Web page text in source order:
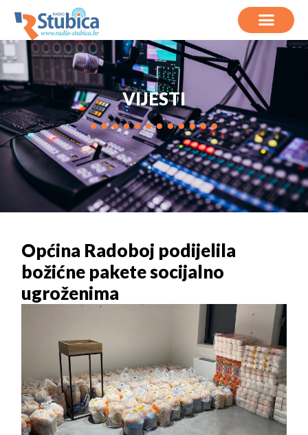
VIJESTI
Općina Radoboj podijelila
božićne pakete socijalno
ugroženima